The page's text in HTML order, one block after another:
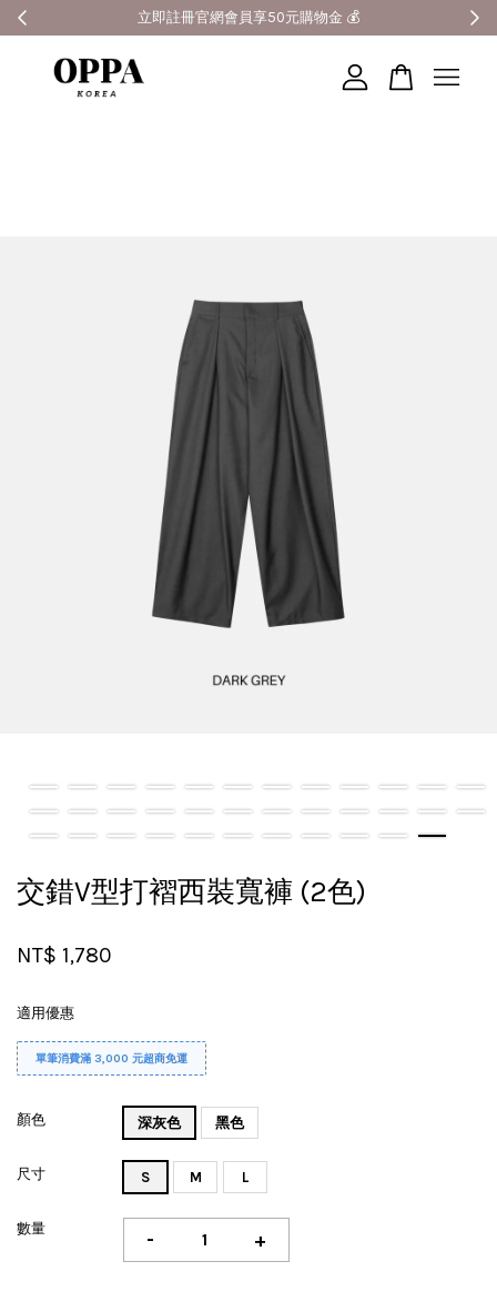
全館滿3000元超商免運 🚚
交錯V型打褶西裝寬褲 (2色)
NT$ 1,780
適用優惠
單筆消費滿 3,000 元超商免運
顏色 深灰色 黑色
尺寸 S M L
數量 - +